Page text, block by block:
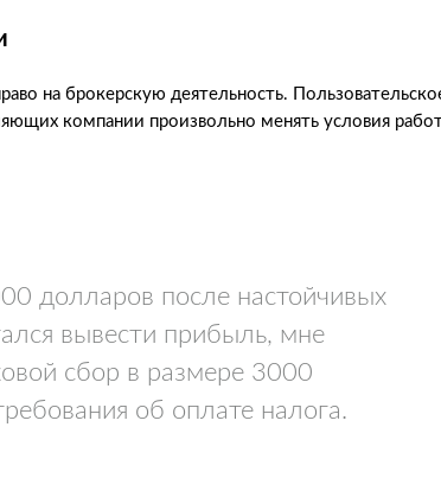
на брокерскую деятельность.
компании произвольно менять условия
долларов после настойчивых
вывести прибыль, мне
сбор в размере 3000
об оплате налога.